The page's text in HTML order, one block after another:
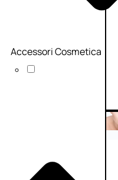
Accessori Cosmetica